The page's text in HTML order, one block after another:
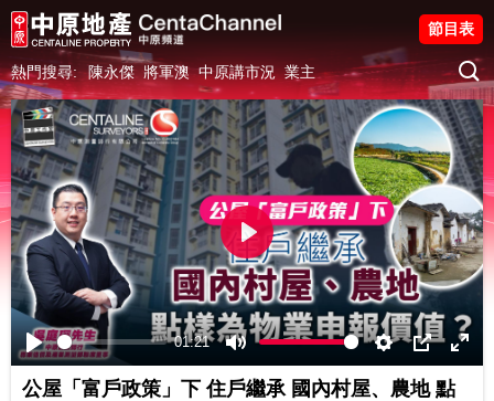
熱門搜尋: 陳永傑 將軍澳 中原講市況 業主
節目表
Play
01:21
Mute Settings
PIP
Play
公屋「富戶政策」下 住戶繼承 國內村屋、農地 點